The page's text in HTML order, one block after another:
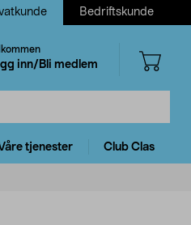
Bedriftskunde
inn/Bli medlem
tjenester Club Clas